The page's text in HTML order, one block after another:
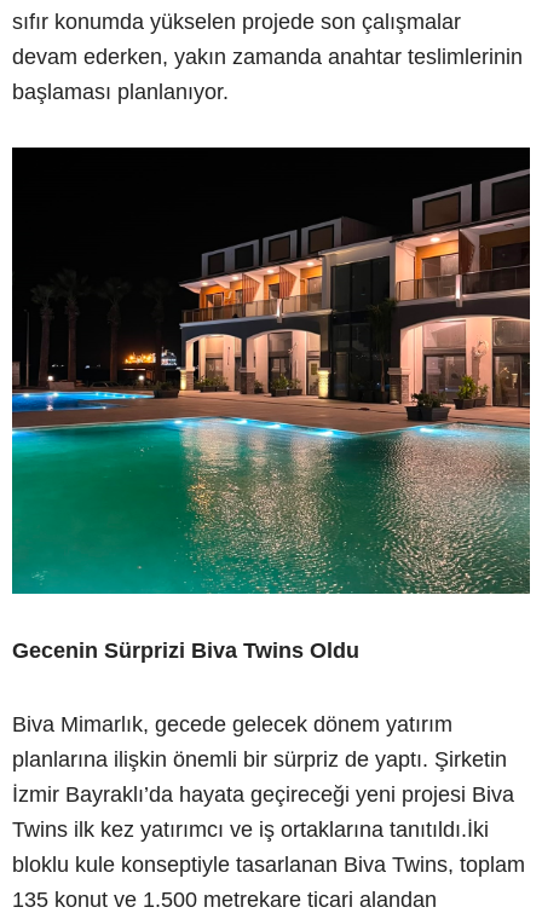
sıfır konumda yükselen projede son çalışmalar
devam ederken, yakın zamanda anahtar teslimlerinin
başlaması planlanıyor.
Gecenin Sürprizi Biva Twins Oldu
Biva Mimarlık, gecede gelecek dönem yatırım
planlarına ilişkin önemli bir sürpriz de yaptı. Şirketin
İzmir Bayraklı’da hayata geçireceği yeni projesi Biva
Twins ilk kez yatırımcı ve iş ortaklarına tanıtıldı.İki
bloklu kule konseptiyle tasarlanan Biva Twins, toplam
135 konut ve 1.500 metrekare ticari alandan